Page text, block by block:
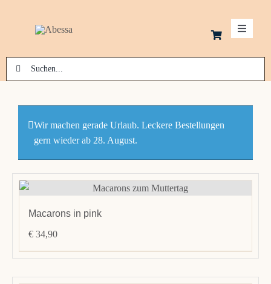
Toggle
Kekse
Suche
nach:
Wir machen gerade Urlaub. Leckere Bestellungen
gern wieder ab 28. August.
Macarons in pink
€ 34,90